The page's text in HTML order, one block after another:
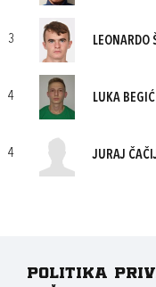
3 LEONARDO
4 LUKA BEGIĆ
4 JURAJ
Politika